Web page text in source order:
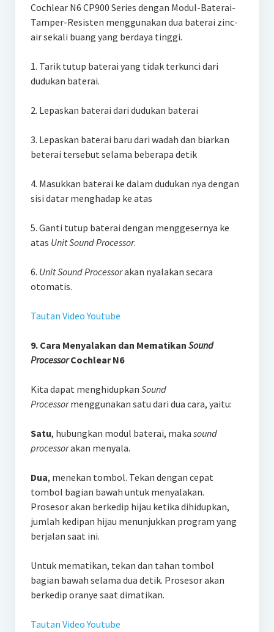
Cochlear N6 CP900 Series dengan Modul-Baterai-
Tamper-Resisten menggunakan dua baterai zinc-
air sekali buang yang berdaya tinggi.
1. Tarik tutup baterai yang tidak terkunci dari
dudukan baterai.
2. Lepaskan baterai dari dudukan baterai
3. Lepaskan baterai baru dari wadah dan biarkan
beterai tersebut selama beberapa detik
4. Masukkan baterai ke dalam dudukan nya dengan
sisi datar menghadap ke atas
5. Ganti tutup baterai dengan menggesernya ke
atas Unit Sound Processor.
6. Unit Sound Processorakan nyalakan secara
otomatis.
Tautan Video Youtube
9. Cara Menyalakan dan Mematikan Sound
ProcessorCochlear N6
Kita dapat menghidupkan Sound
Processormenggunakan satu dari dua cara, yaitu:
Satu, hubungkan modul baterai, maka sound
processorakan menyala.
Dua, menekan tombol. Tekan dengan cepat
tombol bagian bawah untuk menyalakan.
Prosesor akan berkedip hijau ketika dihidupkan,
jumlah kedipan hijau menunjukkan program yang
berjalan saat ini.
Untuk mematikan, tekan dan tahan tombol
bagian bawah selama dua detik. Prosesor akan
berkedip oranye saat dimatikan.
Tautan Video Youtube